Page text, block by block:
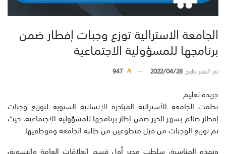
الجامعة الاسترالية توزع وجبات إفطار ضمن
برنامجها للمسؤولية الاجتماعية
تم النشر بتاريخ2022/04/28
947
جريدة تعليم
نظمت الجامعة الأسترالية المبادرة الإنسانية السنوية لتوزيع وجبات
إفطار صائم بشهر الخير ضمن إطار برنامجها للمسؤولية الاجتماعية، حيث
تم توزيع الوجبات من قبل متطوعين من طلبة الجامعة وموظفيها.
وبهذه المناسبة، سلطت مدير أول قسم العلاقات العامة والتسويق